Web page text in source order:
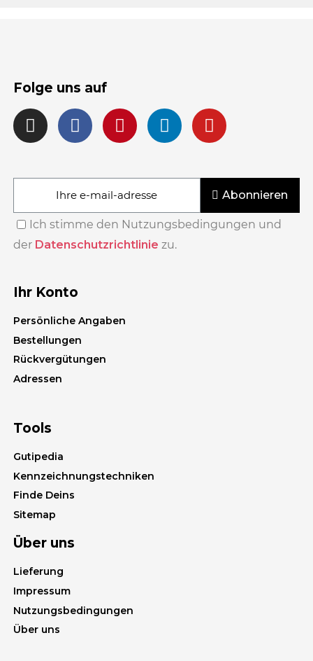
Folge uns auf
Abonnieren
Ich stimme den Nutzungsbedingungen und
der Datenschutzrichtlinie zu.
Ihr Konto
Persönliche Angaben
Bestellungen
Rückvergütungen
Adressen
Tools
Gutipedia
Kennzeichnungstechniken
Finde Deins
Sitemap
Über uns
Lieferung
Impressum
Nutzungsbedingungen
Über uns